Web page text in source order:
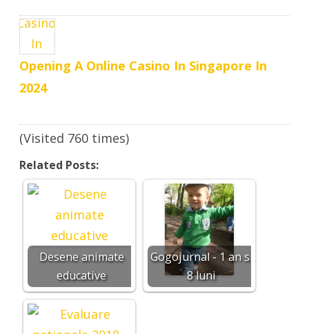
Opening A Online Casino In Singapore In
2024
(Visited 760 times)
Related Posts:
Desene animate
educative
Gogojurnal - 1 an si
8 luni